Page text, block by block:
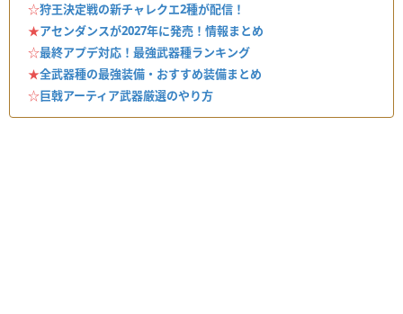
☆狩王決定戦の新チャレクエ2種が配信！
★アセンダンスが2027年に発売！情報まとめ
☆最終アプデ対応！最強武器種ランキング
★全武器種の最強装備・おすすめ装備まとめ
☆巨戟アーティア武器厳選のやり方